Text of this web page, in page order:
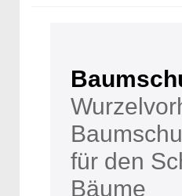
für den
Bäume